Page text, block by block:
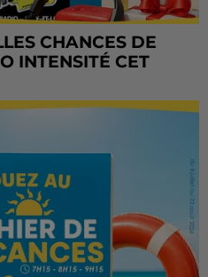
CHANCES DE
INTENSITÉ CET